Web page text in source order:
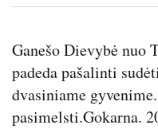
Ganešo Dievybė nuo
padeda pašalinti
dvasiniame
pasimelsti.Gokarna.